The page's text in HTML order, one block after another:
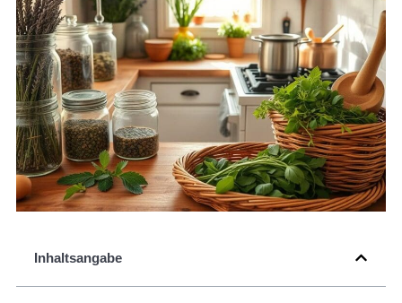
Inhaltsangabe